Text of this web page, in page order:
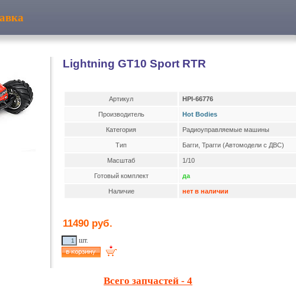
Lightning GT10 Sport RTR
Артикул HPI-66776
Производитель Hot Bodies
Категория Радиоуправляемые машины
Тип Багги, Трагги (Автомодели с ДВС)
Масштаб 1/10
Готовый комплект да
Наличие нет в наличии
11490 руб.
шт.
Всего запчастей - 4